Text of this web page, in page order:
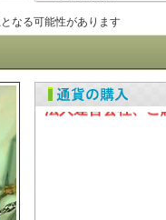
なる可能性があります
アカウント内の
法人運営会社、ご